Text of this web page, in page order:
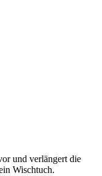
und verlängert die
Wischtuch.